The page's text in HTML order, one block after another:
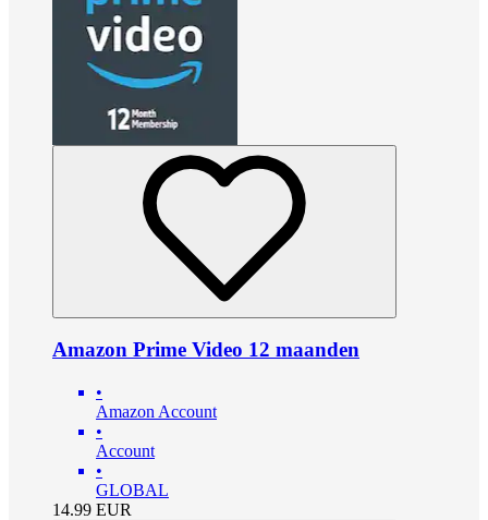
Amazon Prime Video 12 maanden
•
Amazon Account
•
Account
•
GLOBAL
14.99 EUR